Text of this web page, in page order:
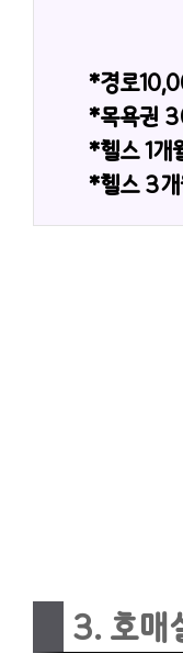
*경로
*목욕권
*헬스 1
*헬스 3
3. 호매